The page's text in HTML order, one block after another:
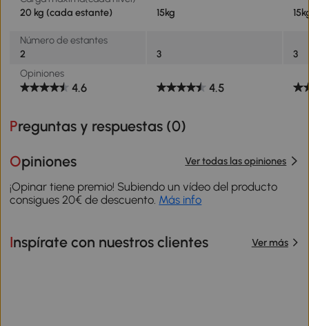
20 kg (cada estante)
15kg
Número de estantes
2
3
3
Opiniones
4.6 4.5
Preguntas y respuestas (0)
Opiniones Ver todas las opiniones
¡Opinar tiene premio! Subiendo un vídeo del producto
consigues 20€ de descuento. Más info
Inspírate con nuestros clientes Ver más